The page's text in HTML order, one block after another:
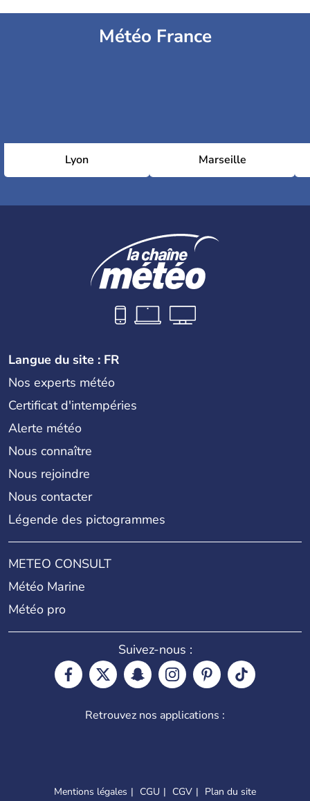
Météo France
Lyon Marseille
Langue du site : FR
Nos experts météo
Certificat d'intempéries
Alerte météo
Nous connaître
Nous rejoindre
Nous contacter
Légende des pictogrammes
METEO CONSULT
Météo Marine
Météo pro
Suivez-nous :
Retrouvez nos applications :
Mentions légales CGU CGV Plan du site